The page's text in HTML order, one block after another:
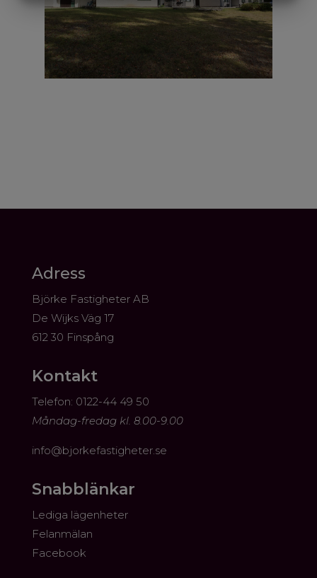
Adress
Björke Fastigheter AB
De Wijks Väg 17
612 30 Finspång
Kontakt
​Telefon: 0122-44 49 50
Måndag-fredag kl. 8.00-9.00
info@bjorkefastigheter.se
Snabblänkar
Lediga lägenheter
Felanmälan
Facebook
MARKNADSFÖRING STATISTIK